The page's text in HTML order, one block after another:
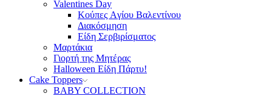
Valentines Day
Κούπες Aγίου Βαλεντίνου
Διακόσμηση
Είδη Σερβιρίσματος
Μαρτάκια
Γιορτή της Μητέρας
Halloween Είδη Πάρτυ!
Cake Toppers
BABY COLLECTION